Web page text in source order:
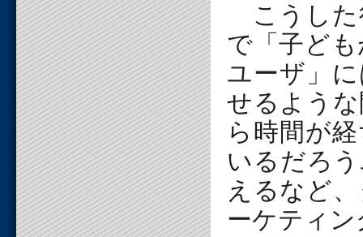
こうした
で「子ど
ユーザ」
せるよう
ら時間が
いるだろ
えるなど
ーケティ